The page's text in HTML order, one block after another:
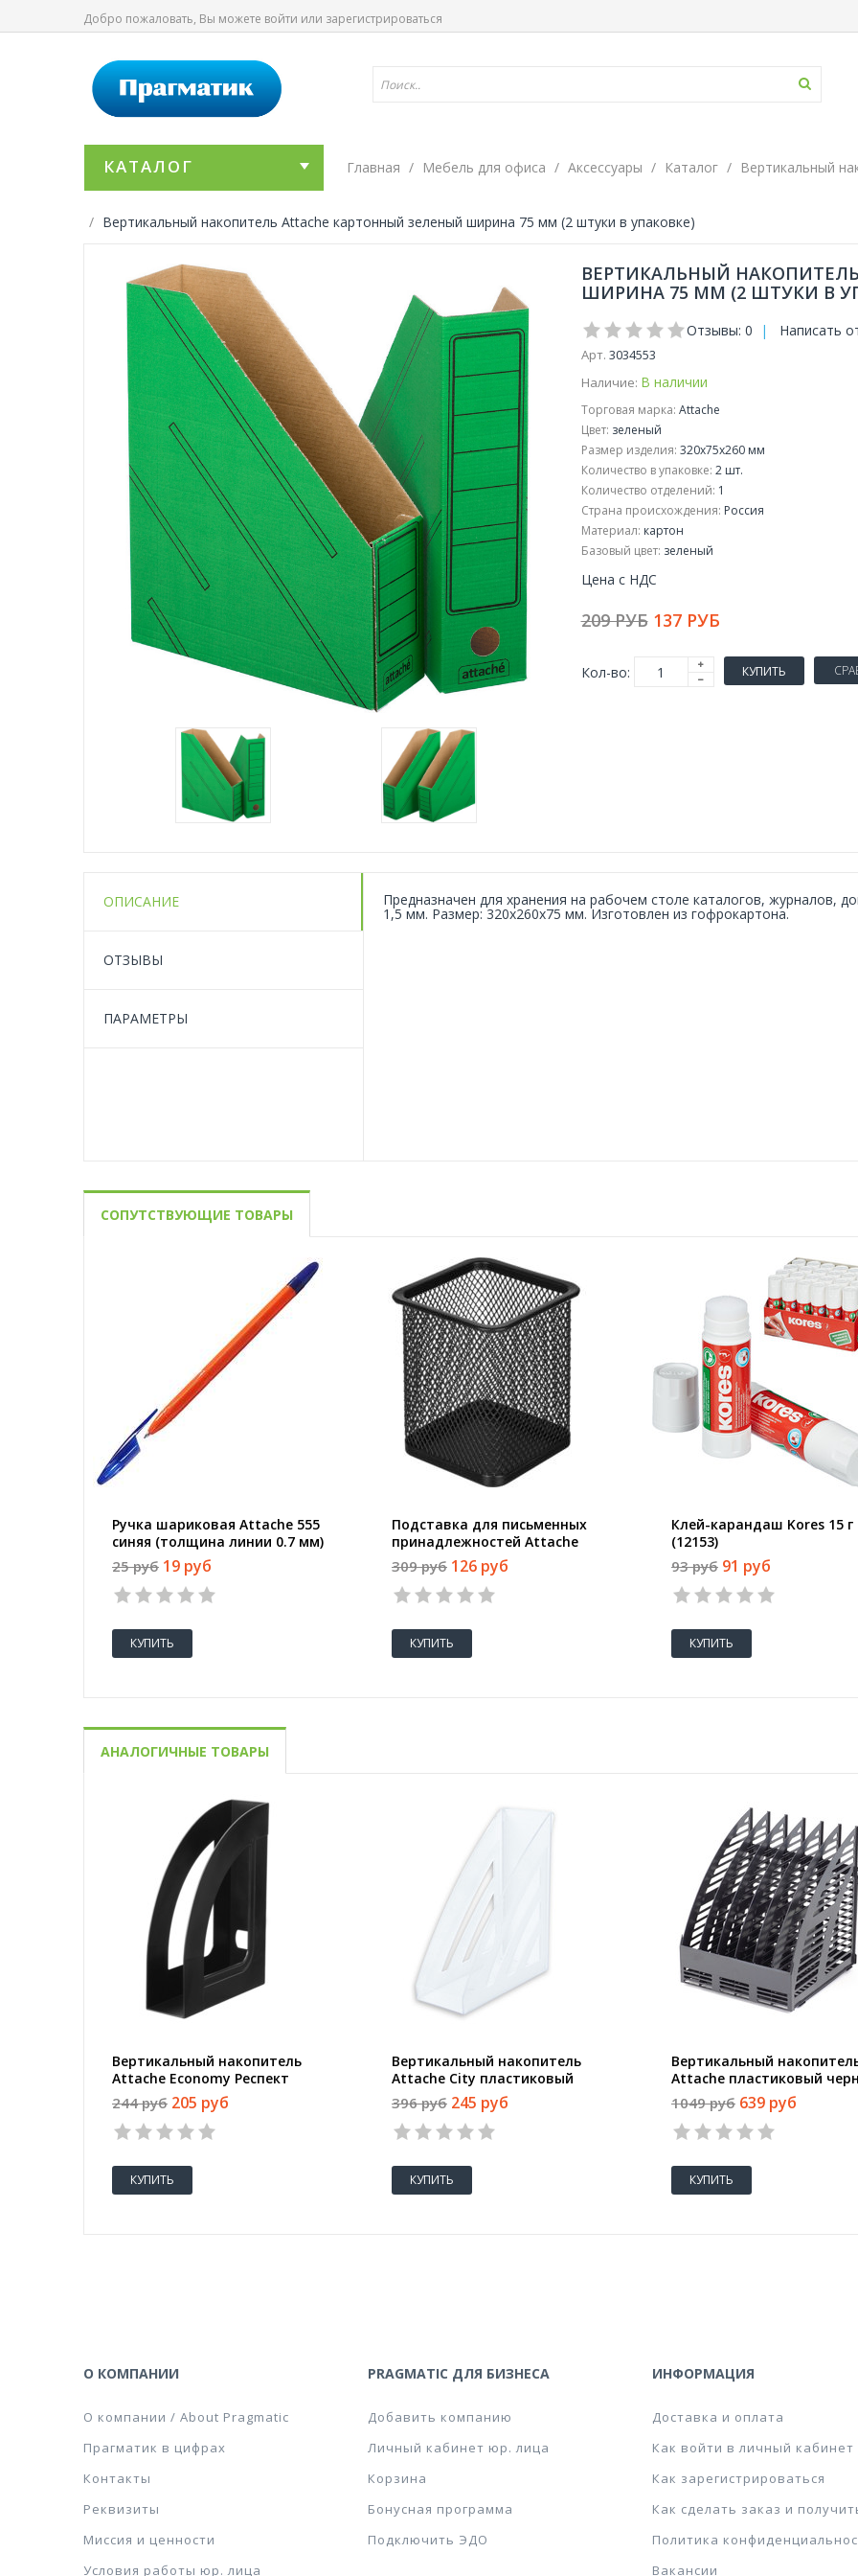
Добро пожаловать, Вы можете войти или зарегистрироваться
КАТАЛОГ Главная Мебель для офиса Аксессуары Каталог Вертикальный
Вертикальный накопитель Attache картонный зеленый ширина 75 мм (2 штуки в упаковке)
ВЕРТИКАЛЬНЫЙ
ШИРИНА 75 ММ (2 ШТУКИ В
Отзывы: 0 | Написать
Арт. 3034553
Наличие: В наличии
Торговая марка: Attache
Цвет: зеленый
Размер изделия: 320x75x260 мм
Количество в упаковке: 2 шт.
Количество отделений: 1
Страна происхождения: Россия
Материал: картон
Базовый цвет: зеленый
Цена с НДС
209 РУБ 137 РУБ
Кол-во: КУПИТЬ
ОПИСАНИЕ
ОТЗЫВЫ
ПАРАМЕТРЫ
Предназначен для хранения на рабочем столе каталогов, журналов,
1,5 мм. Размер: 320x260x75 мм. Изготовлен из гофрокартона.
СОПУТСТВУЮЩИЕ ТОВАРЫ
Ручка шариковая Attache 555
синяя (толщина линии 0.7 мм)
25 руб 19 руб
КУПИТЬ
Подставка для письменных
принадлежностей Attache
(квадратная, 80х80х98 мм,
металлическая сетка, черная)
309 руб 126 руб
КУПИТЬ
Клей-карандаш Kores 15 г
(12153)
93 руб 91 руб
КУПИТЬ
АНАЛОГИЧНЫЕ ТОВАРЫ
Вертикальный накопитель
Attache Economy Респект
пластиковый черный ширина
70 мм
244 руб 205 руб
КУПИТЬ
Вертикальный накопитель
Attache City пластиковый
прозрачный ширина 90 мм
396 руб 245 руб
КУПИТЬ
Вертикальный
Attache пластиковый
ширина 240 мм 6
1049 руб 639 руб
КУПИТЬ
1 2 3 4 1 2 3 4 1 2 3 4
О КОМПАНИИ
О компании / About Pragmatic
Прагматик в цифрах
Контакты
Реквизиты
Миссия и ценности
Условия работы юр. лица
PRAGMATIC ДЛЯ БИЗНЕСА
Добавить компанию
Личный кабинет юр. лица
Корзина
Бонусная программа
Подключить ЭДО
ИНФОРМАЦИЯ
Доставка и оплата
Как войти в личный кабинет
Как зарегистрироваться
Как сделать заказ и
Политика
Вакансии